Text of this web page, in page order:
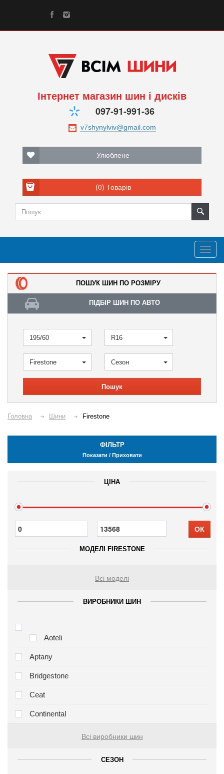
Інтернет магазин шин і дисків
097-91-991-36
Улюблене
(0) Товарів
ПОШУК ШИН ПО РОЗМІРУ
ПІДБІР ШИН ПО АВТО
195/60 R16
Firestone Сезон
Пошук
Головна Шини Firestone
ФІЛЬТР
Показати / Приховати
ЦІНА
ОК
МОДЕЛІ FIRESTONE
Всі моделі
ВИРОБНИКИ ШИН
Aoteli
Aptany
Bridgestone
Ceat
Continental
Всі виробники шин
СЕЗОН